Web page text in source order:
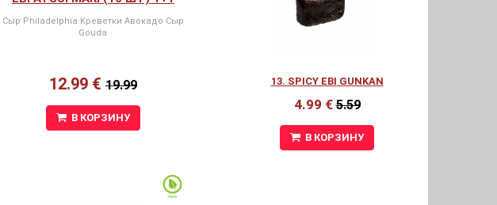
13. SPICY EBI GUNKAN
4.99 €5.59
В КОРЗИНУ
Сыр Philadelphia Kреветки Авокадо Сыр
Gouda
12.99 € 19.99
В КОРЗИНУ